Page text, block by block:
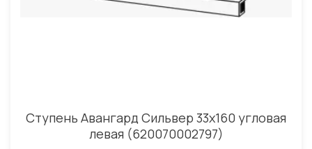
Ступень Авангард Сильвер 33x160 угловая
левая (620070002797)